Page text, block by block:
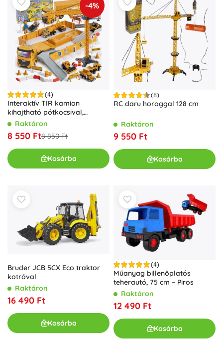
-4%
(4)
Interaktív TIR kamion
kihajtható pótkocsival,
daruval és targoncával –
Raktáron
8 550 Ft8 850 Ft
Kosárba
(8)
RC daru horoggal 128 cm
Raktáron
9 550 Ft
Kosárba
Bruder JCB 5CX Eco traktor
kotróval
Raktáron
16 490 Ft
Kosárba
(4)
Műanyag billenőplatós
teherautó, 75 cm – Piros
Raktáron
12 490 Ft
Kosárba